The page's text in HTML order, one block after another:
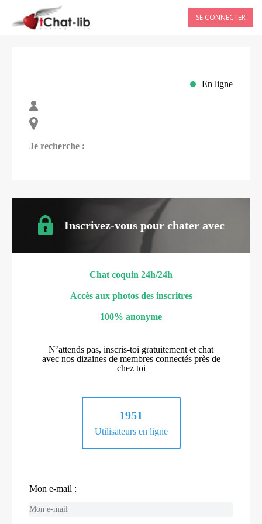
SE CONNECTER
En ligne
Je recherche :
Inscrivez-vous pour chater avec
Chat coquin 24h/24h
Accès aux photos des inscritres
100% anonyme
N’attends pas, inscris-toi gratuitement et chat
avec nos dizaines de membres connectés près de
chez toi
1951
Utilisateurs en ligne
Mon e-mail :